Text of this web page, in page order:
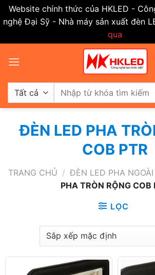
Website chính thức của HKLED -
nghệ Đại Sỹ - Nhà máy sản xuất đèn
qua
qua
dung
Tìm
kiếm:
ĐÈN LED PHA
COB PTR
TRANG CHỦ / ĐÈN LED PHA NGOÀI
PHA TRÒN RỘNG COB
LỌC